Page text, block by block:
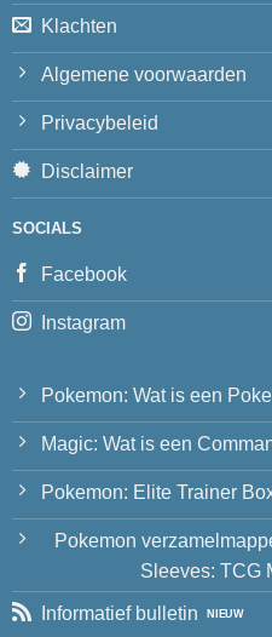
Klachten
Algemene voorwaarden
Privacybeleid
Disclaimer
SOCIALS
Facebook
Instagram
Pokemon: Wat is een
Magic: Wat is een
Pokemon: Elite Trainer
Pokemon
Sleeves: TCG
Informatief bulletin